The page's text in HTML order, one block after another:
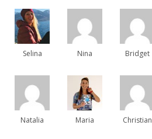
Selina Nina Bridget
Natalia Maria Christian